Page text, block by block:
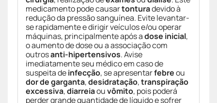
medicamento pode causartonturadevido à
redução da pressão sanguínea. Evite levantar-
se rapidamente e dirigir veículos e/ou operar
máquinas, principalmente após adose inicial,
o aumento de dose ou a associação com
outrosanti-hipertensivos. Avise
imediatamente seu médico em caso de
suspeita deinfecção, se apresentarfebreou
dor de garganta,desidratação,transpiração
excessiva,diarreiaouvômito, pois poderá
perder grande quantidade de líquido e sofrer